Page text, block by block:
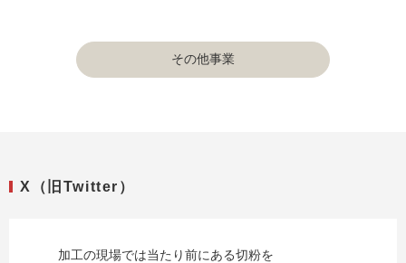
その他事業
X（旧Twitter）
加工の現場では当たり前にある切粉を